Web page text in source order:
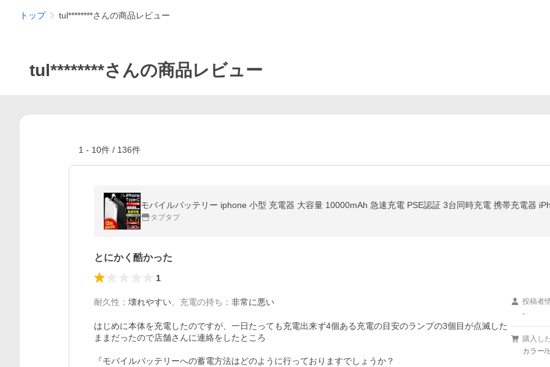
トップ tul********さんの商品レビュー
tul********さんの商品レビュー
1 - 10件 / 136件
タブタブ
とにかく酷かった
1
耐久性 ： 壊れやすい 充電の持ち ： 非常に悪い
はじめに本体を充電したのですが、一日たっても充電出来ず4個ある充電の目安のランプの3個目が点滅した
ままだったので店舗さんに連絡をしたところ
『モバイルバッテリーへの蓄電方法はどのように行っておりますでしょうか？
投稿者
-
購入し
カラー/